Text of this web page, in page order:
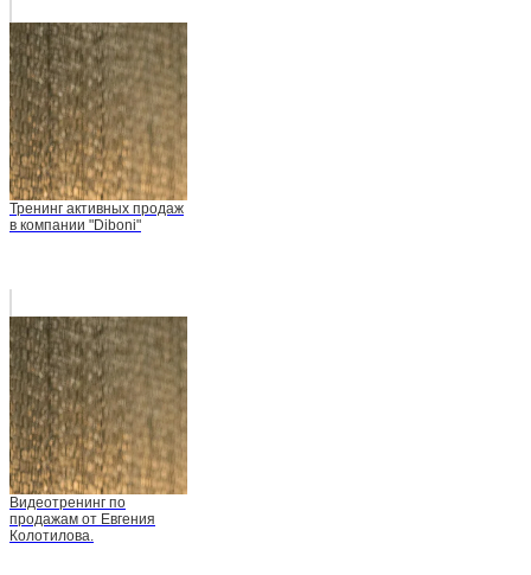
Тренинг активных продаж
в компании "Diboni"
Видеотренинг по
продажам от Евгения
Колотилова.